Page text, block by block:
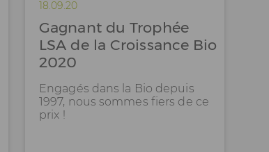
18.09.20
Gagnant du Trophée
LSA de la Croissance Bio
2020
Engagés dans la Bio depuis
1997, nous sommes fiers de ce
prix !